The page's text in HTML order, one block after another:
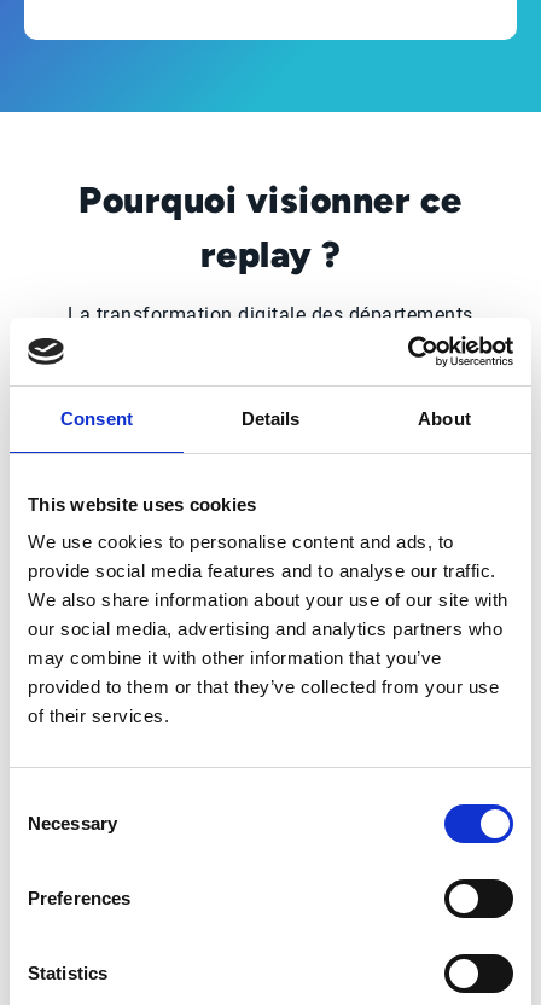
Consent Details About
This website uses cookies
We use cookies to personalise content and ads, to
provide social media features and to analyse our traffic.
We also share information about your use of our site with
our social media, advertising and analytics partners who
may combine it with other information that you’ve
provided to them or that they’ve collected from your use
of their services.
Selection
Necessary
Preferences
Statistics
Pourquoi visionner ce
replay ?
La transformation digitale des départements
Achats continue, renforcée par des
exigences en termes de reporting (ESG,
L'IA entre en jeu, ouvrant de nouvelles
et la prise de décision.
Quels en sont les bénéfices ? Y a-t-il des
risques ? Cette alliance sera-t-elle gagnante
Pour en savoir plus, visionnez le replay de ce
webinar où nous exploreronscomment l'IA
peut transformer les départements Achats